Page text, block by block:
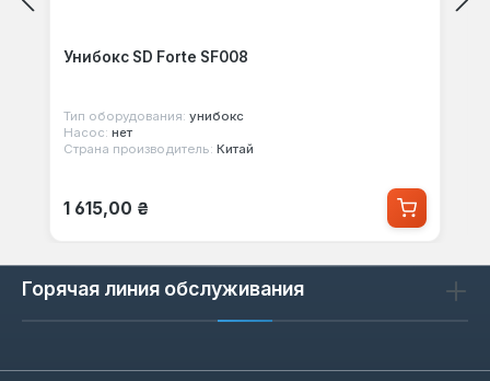
Унибокс SD Forte SF008
Тип оборудования: унибокс
Насос: нет
Страна производитель: Китай
Обычная цена:
1 615,00 ₴
Горячая линия обслуживания